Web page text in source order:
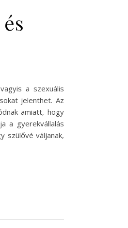
a szexuális
jelenthet. Az
amiatt, hogy
a gyerekvállalás
szülővé váljanak,